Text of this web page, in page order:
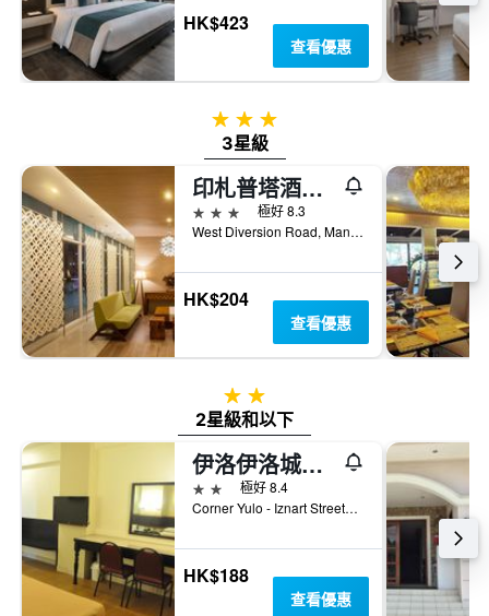
HK$423
查看優惠
3星級
3星級
印札普塔酒店 - 伊洛伊洛
3星級
極好 8.3
West Diversion Road, Manduarriao, 怡朗市, 菲律賓
HK$204
查看優惠
2星級
2星級和以下
伊洛伊洛城大飯店
2星級
極好 8.4
Corner Yulo - Iznart Streets, 怡朗市, 菲律賓
HK$188
查看優惠